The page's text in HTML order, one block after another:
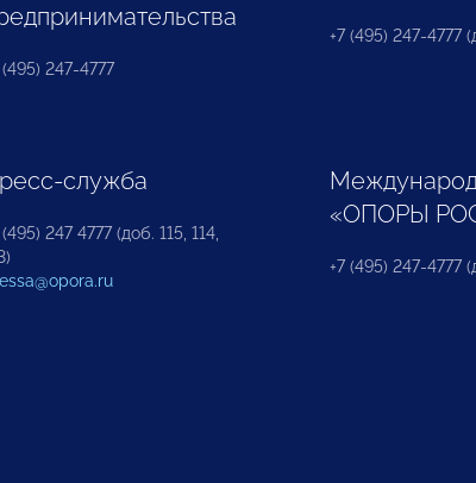
(495) 247-4777
+7 (495) 247-4777
служба
(495) 247 4777 (доб. 115, 114,
«ОПОРЫ
+7 (495) 247-4777